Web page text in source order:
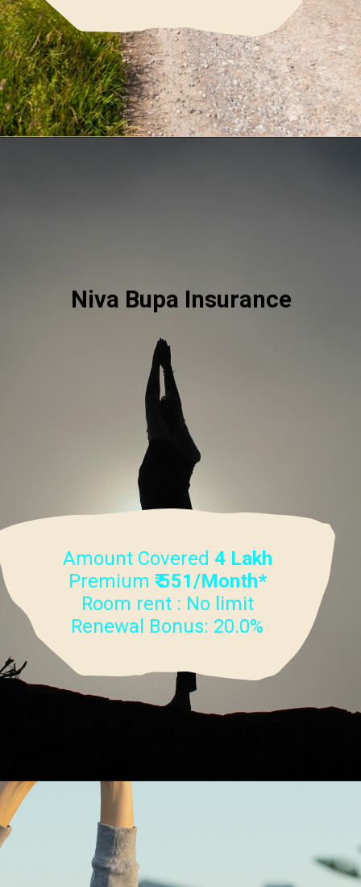
Niva Bupa Insurance
Amount Covered 4 Lakh
Premium ₹ 551/Month*
Room rent : No limit
Renewal Bonus: 20.0%